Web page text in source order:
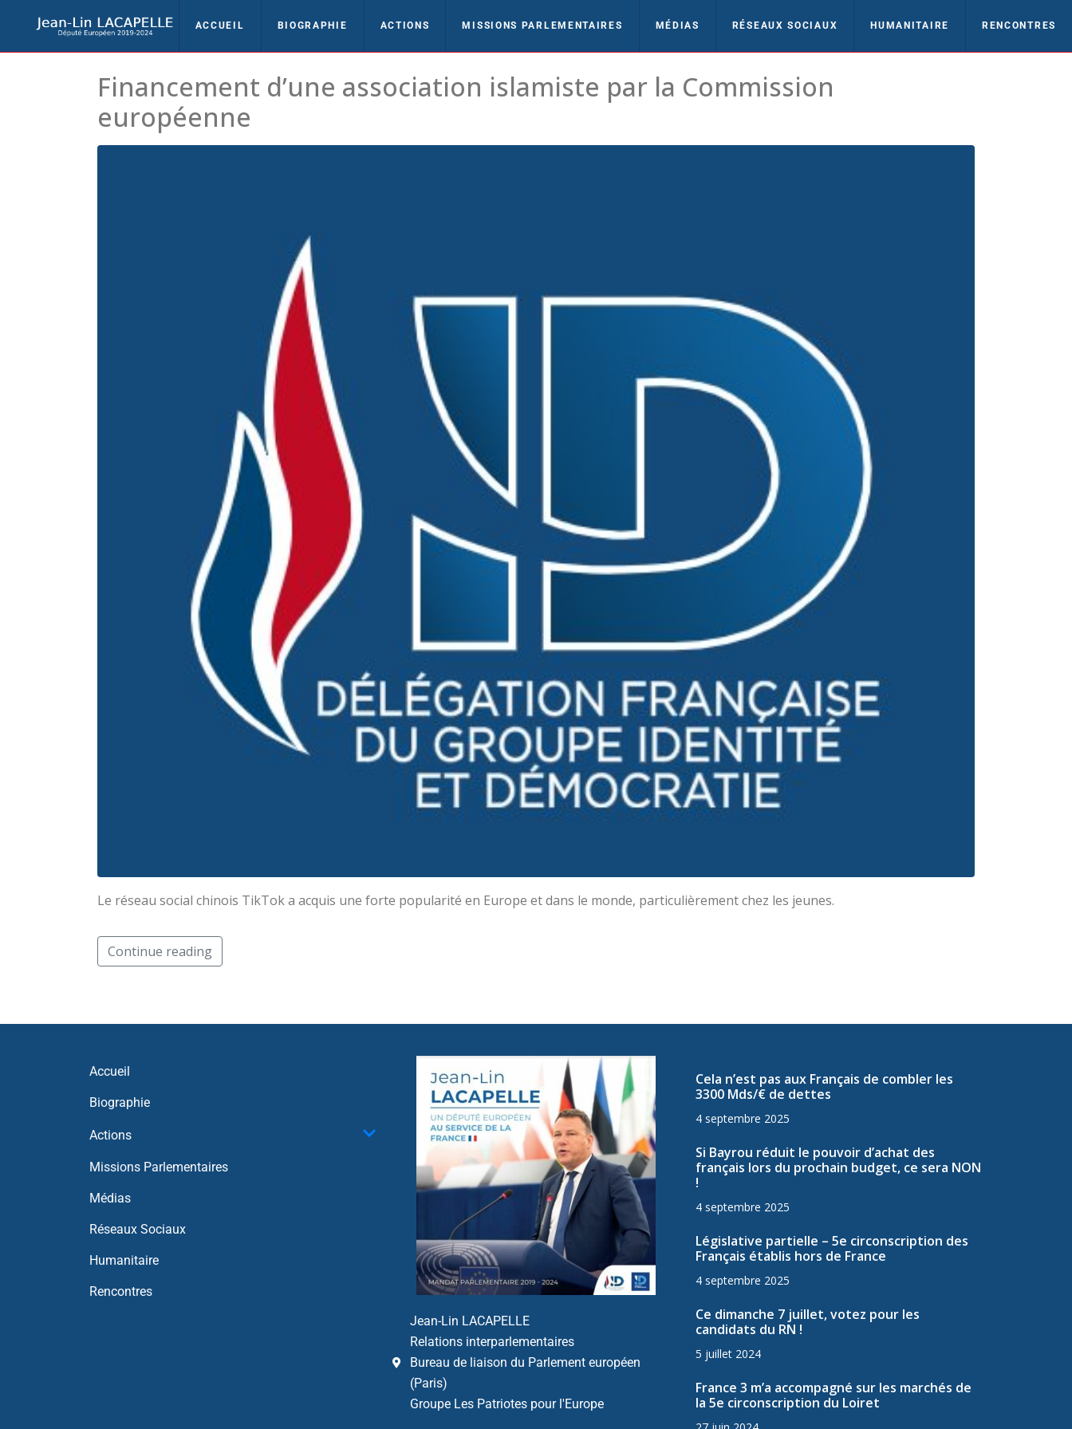
ACCUEIL BIOGRAPHIE ACTIONS MISSIONS PARLEMENTAIRES MÉDIAS RÉSEAUX SOCIAUX HUMANITAIRE RENCONTRES
Financement d’une association islamiste par la Commission
européenne
Le réseau social chinois TikTok a acquis une forte popularité en Europe et dans le monde, particulièrement chez les jeunes.
Continue reading
Accueil
Biographie
Actions
Missions Parlementaires
Médias
Réseaux Sociaux
Humanitaire
Rencontres
Jean-Lin LACAPELLE
Relations interparlementaires
Bureau de liaison du Parlement européen
(Paris)
Groupe Les Patriotes pour l'Europe
Cela n’est pas aux Français de combler les
3300 Mds/€ de dettes
4 septembre 2025
Si Bayrou réduit le pouvoir d’achat des
français lors du prochain budget, ce sera NON
!
4 septembre 2025
Législative partielle – 5e circonscription des
Français établis hors de France
4 septembre 2025
Ce dimanche 7 juillet, votez pour les
candidats du RN !
5 juillet 2024
France 3 m’a accompagné sur les marchés de
la 5e circonscription du Loiret